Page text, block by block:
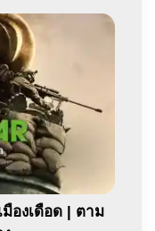
องเดือด | ตาม